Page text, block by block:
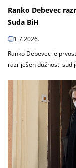
Ranko Debevec
Suda BiH
1.7.2026.
Ranko Debevec je
razriješen dužnosti